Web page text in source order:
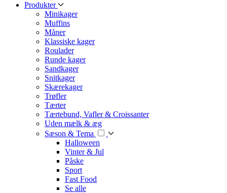
Produkter
Minikager
Muffins
Måner
Klassiske kager
Roulader
Runde kager
Sandkager
Snitkager
Skærekager
Trøfler
Tærter
Tærtebund, Vafler & Croissanter
Uden mælk & æg
Sæson & Tema
Halloween
Vinter & Jul
Påske
Sport
Fast Food
Se alle